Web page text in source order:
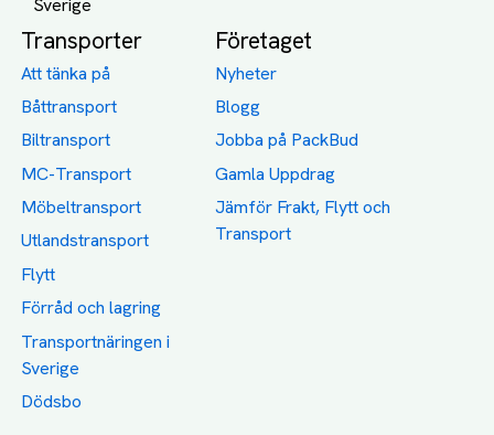
Transporter
Att tänka på
Båttransport
Biltransport
MC-Transport
Möbeltransport
Utlandstransport
Flytt
Förråd och lagring
Transportnäringen i
Sverige
Dödsbo
Företaget
Nyheter
Blogg
Jobba på PackBud
Gamla Uppdrag
Jämför Frakt, Flytt och
Transport